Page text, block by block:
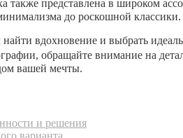
также представлена в широком
до роскошной классики.
вдохновение и выбрать
обращайте внимание на
вашей мечты.
и решения